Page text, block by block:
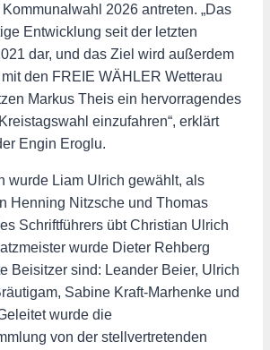
2026 antreten. „Das
Entwicklung seit der letzten
dar, und das Ziel wird außerdem
den FREIE WÄHLER Wetterau
Markus Theis ein hervorragendes
einzufahren“, erklärt
Engin Eroglu.
wurde Liam Ulrich gewählt, als
Henning Nitzsche und Thomas
Schriftführers übt Christian Ulrich
wurde Dieter Rehberg
Beisitzer sind: Leander Beier, Ulrich
Sabine Kraft-Marhenke und
wurde die
von der stellvertretenden